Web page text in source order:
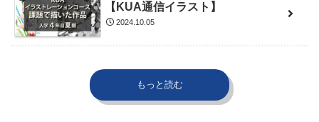
【KUA通信イラスト】
2024.10.05
もっと読む